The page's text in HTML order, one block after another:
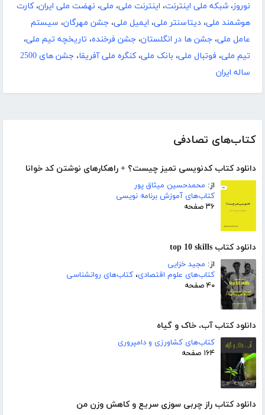
کتاب‌های تصادفی
دانلود کتاب کدنویسی تمیز چیست؟ + راهکارهای نوشتن کد خوانا
از: محمدحسین میثاق پور
کتاب‌های آموزش برنامه نویسی
۳۶ صفحه
دانلود کتاب top 10 skills
از: مجید خزایی
کتاب‌های علوم اقتصادی، کتاب‌های روانشناسی
۴۰ صفحه
دانلود کتاب آب، خاک و گیاه
کتاب‌های کشاورزی و دامپروری
۱۶۴ صفحه
دانلود کتاب راز چربی سوزی سریع و کاهش وزن من
نوروز، شبکه ملی اینترنت، اینترنت ملی، ملی، نهضت ملی ایران،کارت
هوشمند ملی، دیتاسنتر ملی، ایمیل ملی، جشن مهرگان، سیستم
عامل ملی، جشن ها در انگلستان، جشن فرخنده، تاریخچه تیم ملی،
تیم ملی، فوتبال ملی، بانک ملی،کنگره ملی آفریقا،
جشن های 2500
ساله ایران